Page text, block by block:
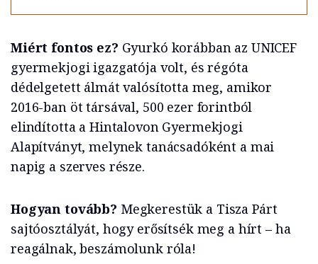
Miért fontos ez? Gyurkó korábban az UNICEF
gyermekjogi igazgatója volt, és régóta
dédelgetett álmát valósította meg, amikor
2016-ban öt társával, 500 ezer forintból
elindította a Hintalovon Gyermekjogi
Alapítványt, melynek tanácsadóként a mai
napig a szerves része.
Hogyan tovább? Megkerestük a Tisza Párt
sajtóosztályát, hogy erősítsék meg a hírt – ha
reagálnak, beszámolunk róla!